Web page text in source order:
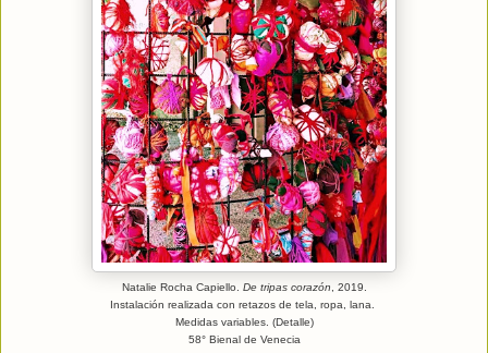
Natalie Rocha Capiello. De tripas corazón , 2019.
Instalación realizada con retazos de tela, ropa, lana.
Medidas variables. (Detalle)
58° Bienal de Venecia